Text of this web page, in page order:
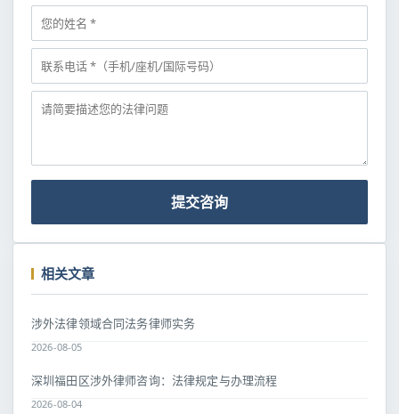
提交咨询
相关文章
涉外法律领域合同法务律师实务
2026-08-05
深圳福田区涉外律师咨询：法律规定与办理流程
2026-08-04